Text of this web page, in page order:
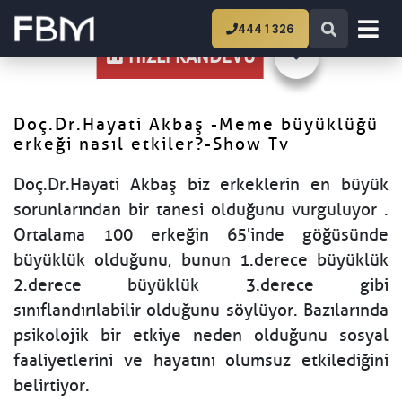
444 1 326
Doç.Dr.Hayati Akbaş -Meme
büyüklüğü erkeği nasıl etkiler?-Show Tv
HIZLI RANDEVU
Doç.Dr.Hayati Akbaş -Meme büyüklüğü
erkeği nasıl etkiler?-Show Tv
Doç.Dr.Hayati Akbaş biz erkeklerin en büyük
sorunlarından bir tanesi olduğunu vurguluyor .
Ortalama 100 erkeğin 65'inde göğüsünde
büyüklük olduğunu, bunun 1.derece büyüklük
2.derece büyüklük 3.derece gibi
sınıflandırılabilir olduğunu söylüyor. Bazılarında
psikolojik bir etkiye neden olduğunu sosyal
faaliyetlerini ve hayatını olumsuz etkilediğini
belirtiyor.